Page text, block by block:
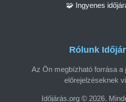
Rólunk
Az Ön megbízható forrása a
előrejelzéseknek
Időjárás.org © 2026.
🧩 Ingyenes